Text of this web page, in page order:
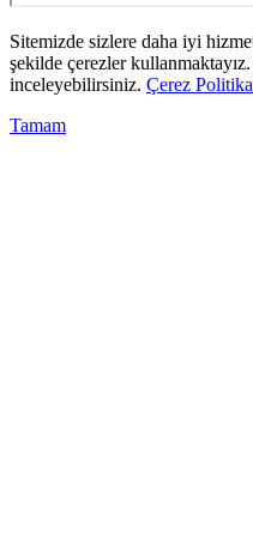
Sitemizde sizlere daha iyi
şekilde çerezler
inceleyebilirsiniz. Çerez
Tamam